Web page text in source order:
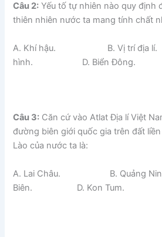
Câu 2: Yếu tố tự nhiên nào quy định
thiên nhiên nước ta mang tính chất
A. Khí hậu. B. Vị trí
hình. D. Biển Đông.
Câu 3: Căn cứ vào Atlat Địa lí Việt
đường biên giới quốc gia trên đất
Lào của nước ta là:
A. Lai Châu. B. Quảng
Biên. D. Kon Tum.